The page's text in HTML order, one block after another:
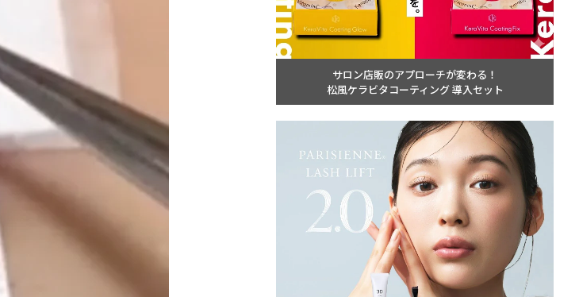
Official Social account
サロン店販のアプローチが変わる！
松風ケラビタコーティング 導入セット